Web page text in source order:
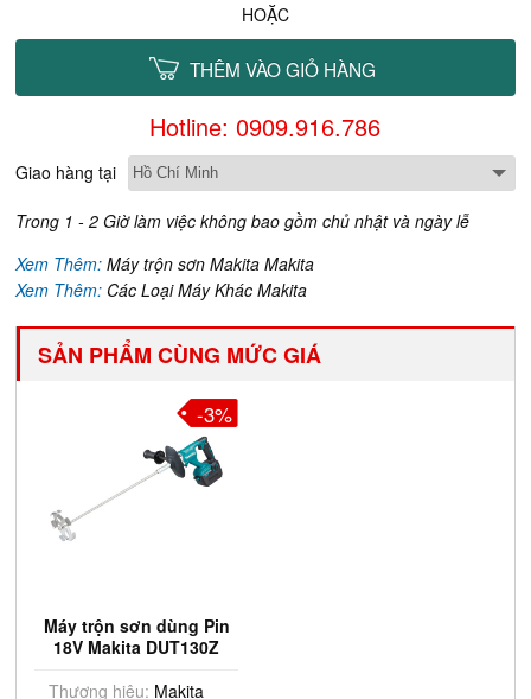
HOẶC
THÊM VÀO GIỎ HÀNG
Hotline: 0909.916.786
Giao hàng tại
Trong 1 - 2 Giờ làm việc không bao gồm chủ nhật và ngày lễ
Xem Thêm:Máy trộn sơn Makita Makita
Xem Thêm: Các Loại Máy Khác Makita
SẢN PHẨM CÙNG MỨC GIÁ
Máy trộn sơn dùng Pin
18V Makita DUT130Z
Thương hiệu: Makita
-3%